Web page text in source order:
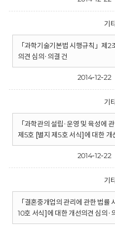
기
「과학기술기본법 시행규칙」제
의견 심의·의결 건
2014-12-22
기
「과학관의 설립·운영 및 육성에
제5호 [별지 제5호 서식]에 대한 개
2014-12-22
기
「결혼중개업의 관리에 관한 법률
10호 서식]에 대한 개선의견 심의·